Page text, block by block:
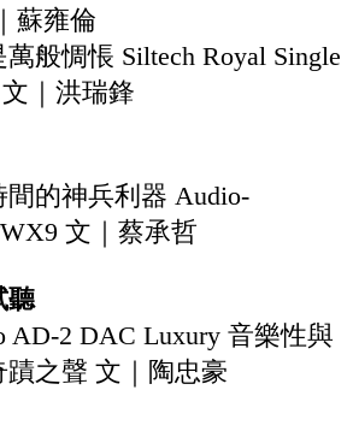
蘇雍倫
般惆悵 Siltech Royal Single
｜洪瑞鋒
的神兵利器 Audio-
文｜蔡承哲
聽
AD-2 DAC Luxury 音樂性與
之聲 文｜陶忠豪